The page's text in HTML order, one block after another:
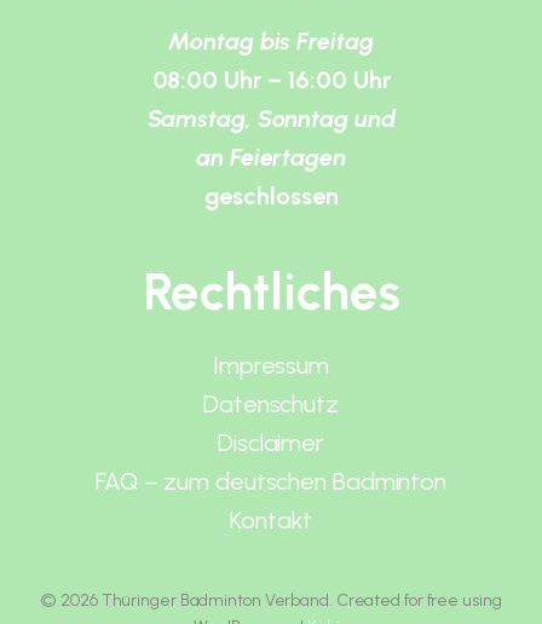
Montag bis Freitag
08:00 Uhr – 16:00 Uhr
Samstag, Sonntag und
an Feiertagen
geschlossen
Rechtliches
Impressum
Datenschutz
Disclaimer
FAQ – zum deutschen Badminton
Kontakt
© 2026 Thüringer Badminton Verband. Created for free using